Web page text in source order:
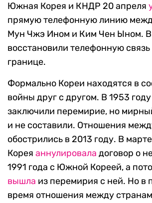
Южная Корея и КНДР 20 апреля
прямую телефонную линию
Мун Чжэ Ином и Ким Чен Ыном. В
восстановили телефонную
границе.
Формально Кореи находятся в
войны друг с другом. В 1953
заключили перемирие, но
и не составили. Отношения
обострились в 2013 году. В
Корея аннулировала договор о
1991 года с Южной Кореей, а
вышла из перемирия с ней. Но в
время отношения между